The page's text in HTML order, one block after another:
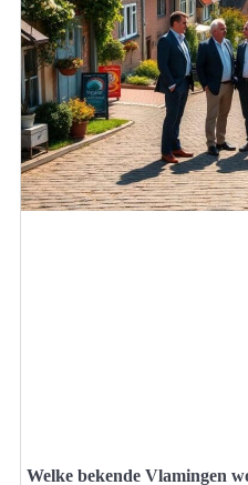
Welke bekende Vlamingen